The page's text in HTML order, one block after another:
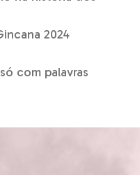
2024
com palavras